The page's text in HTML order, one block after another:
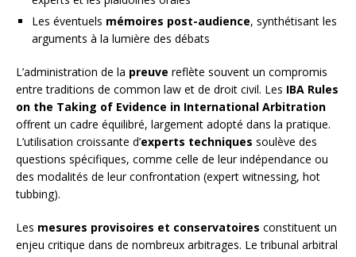
Les éventuels mémoires post-audience, synthétisant les
arguments à la lumière des débats
L’administration de la preuve reflète souvent un compromis
entre traditions de common law et de droit civil. Les IBA Rules
on the Taking of Evidence in International Arbitration
offrent un cadre équilibré, largement adopté dans la pratique.
L’utilisation croissante d’experts techniques soulève des
questions spécifiques, comme celle de leur indépendance ou
des modalités de leur confrontation (expert witnessing, hot
tubbing).
Les mesures provisoires et conservatoires constituent un
enjeu critique dans de nombreux arbitrages. Le tribunal arbitral